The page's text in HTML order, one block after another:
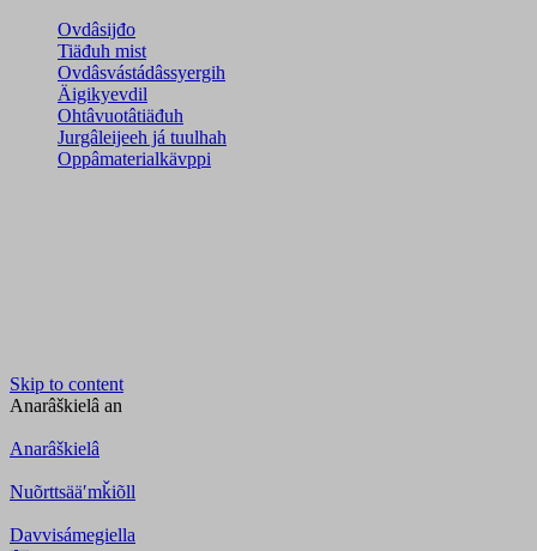
Ovdâsijđo
Tiäđuh mist
Ovdâsvástádâssyergih
Äigikyevdil
Ohtâvuotâtiäđuh
Jurgâleijeeh já tuulhah
Oppâmaterialkävppi
Skip to content
Anarâškielâ an
Anarâškielâ
Nuõrttsääʹmǩiõll
Davvisámegiella